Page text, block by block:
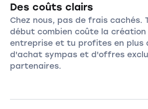
Des coûts clairs
Chez nous, pas de frais cachés.
début combien coûte la création
entreprise et tu profites en plus
d'achat sympas et d'offres
partenaires.